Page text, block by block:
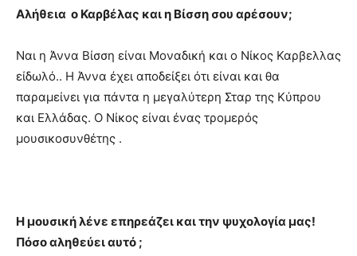
Αλήθεια ο Καρβέλας και η Βίσση σου αρέσουν;
Ναι η Άννα Βίσση είναι Μοναδική και ο Νίκος Καρβελλας
είδωλό.. Η Άννα έχει αποδείξει ότι είναι και θα
παραμείνει για πάντα η μεγαλύτερη Σταρ της Κύπρου
και Ελλάδας. Ο Νίκος είναι ένας τρομερός
μουσικοσυνθέτης .
H μουσική λένε επηρεάζει και την ψυχολογία μας!
Πόσο αληθεύει αυτό ;